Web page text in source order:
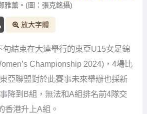
雅薰。(圖：張克銘攝)
放大字體
旬結束在大連舉行的東亞U15女足錦
Championship 2024)，4場比
亞聯盟對於此賽事未來舉辦也採新
降到B組，無法和A組排名前4隊交
香港升上A組。